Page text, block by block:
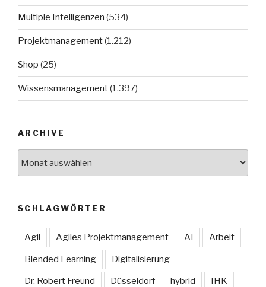
Multiple Intelligenzen (534)
Projektmanagement(1.212)
Shop (25)
Wissensmanagement(1.397)
ARCHIVE
SCHLAGWÖRTER
Agil Agiles Projektmanagement AI Arbeit
Blended Learning Digitalisierung
Dr. Robert Freund Düsseldorf hybrid IHK